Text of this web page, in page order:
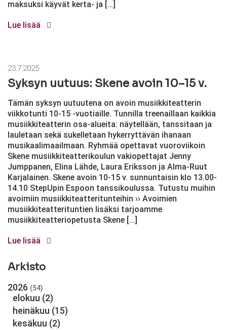
maksuksi käyvät kerta- ja […]
Lue lisää
23.7.2025
Syksyn uutuus: Skene avoin 10–15 v.
Tämän syksyn uutuutena on avoin musiikkiteatterin
viikkotunti 10-15 -vuotiaille. Tunnilla treenaillaan kaikkia
musiikkiteatterin osa-alueita: näytellään, tanssitaan ja
lauletaan sekä sukelletaan hykerryttävän ihanaan
musikaalimaailmaan. Ryhmää opettavat vuoroviikoin
Skene musiikkiteatterikoulun vakiopettajat Jenny
Jumppanen, Elina Lähde, Laura Eriksson ja Alma-Ruut
Karjalainen. Skene avoin 10-15 v. sunnuntaisin klo 13.00-
14.10 StepUpin Espoon tanssikoulussa. Tutustu muihin
avoimiin musiikkiteatteritunteihin ›› Avoimien
musiikkiteatterituntien lisäksi tarjoamme
musiikkiteatteriopetusta Skene […]
Lue lisää
Arkisto
2026 (54)
elokuu (2)
heinäkuu (15)
kesäkuu (2)